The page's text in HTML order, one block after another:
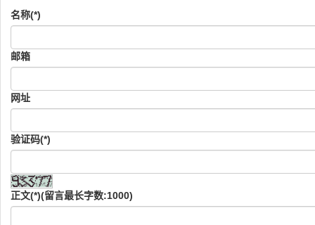
名称(*)
邮箱
网址
验证码(*)
正文(*)(留言最长字数:1000)